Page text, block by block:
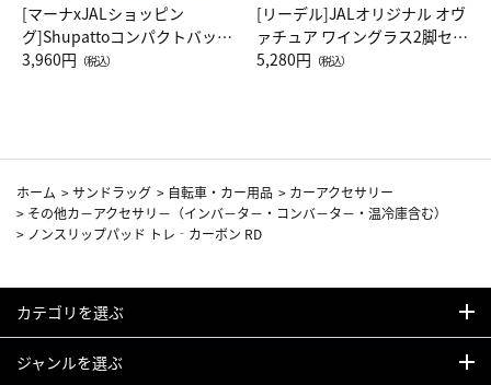
[マーナxJALショッピン
グ]Shupattoコンパクトバッグ
Drop JAL客室乗務員（LC）ス
3,960円 （税込）
[リーデル]JALオリジナル オヴ
ァチュア ワイングラス2脚セッ
ト（レッドワイン）
5,280円 （税込）
ホーム >サンドラッグ > 自転車・カー用品 > カーアクセサリー
> その他カ－アクセサリ－（インバ－タ－・コンバ－タ－・温冷庫含む）
> ノンスリップパッド トレ‐カーボン RD
カテゴリを選ぶ
ジャンルを選ぶ